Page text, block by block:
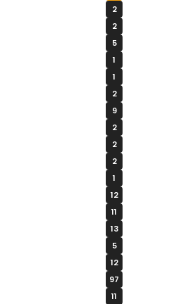
2
2
5
1
1
2
9
2
2
2
1
12
11
13
5
12
97
11